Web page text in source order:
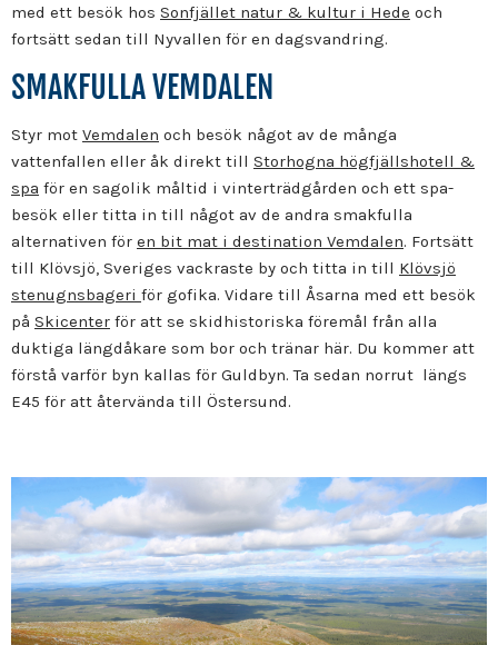
med ett besök hos Sonfjället natur & kultur i Hede och
fortsätt sedan till Nyvallen för en dagsvandring.
SMAKFULLA VEMDALEN
Styr mot Vemdalen och besök något av de många
vattenfallen eller åk direkt till Storhogna högfjällshotell &
spa för en sagolik måltid i vinterträdgården och ett spa-
besök eller titta in till något av de andra smakfulla
alternativen för en bit mat i destination Vemdalen. Fortsätt
till Klövsjö, Sveriges vackraste by och titta in till Klövsjö
stenugnsbageri för gofika. Vidare till Åsarna med ett besök
på Skicenter för att se skidhistoriska föremål från alla
duktiga längdåkare som bor och tränar här. Du kommer att
förstå varför byn kallas för Guldbyn. Ta sedan norrut längs
E45 för att återvända till Östersund.